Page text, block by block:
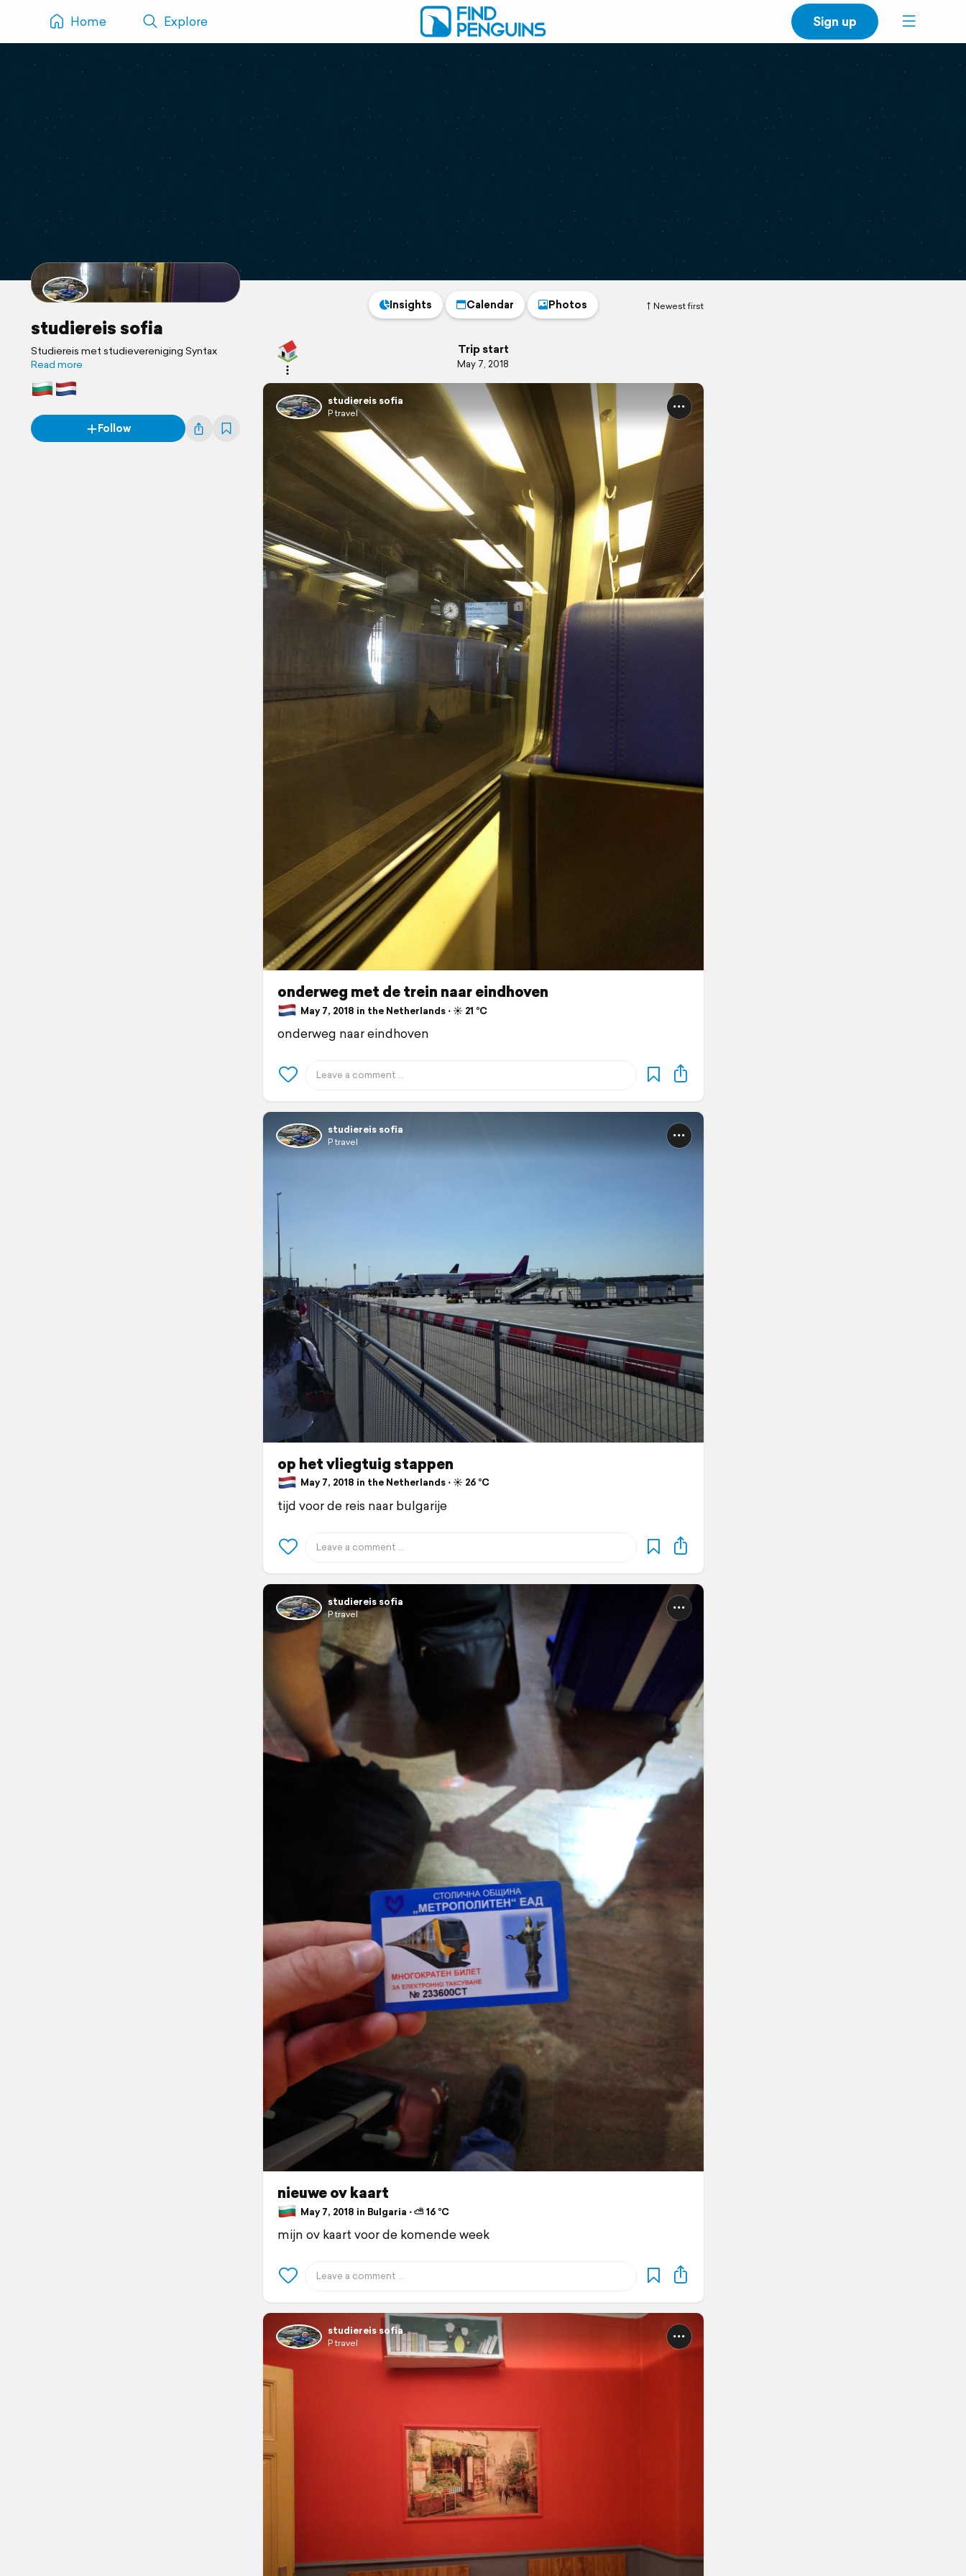
Home Explore Sign up
studiereis sofia
Studiereis met studievereniging Syntax
Read more
Follow
Newest first
Insights Calendar Photos
Trip start
May 7, 2018
studiereis sofia
P travel
onderweg met de trein naar eindhoven
May 7, 2018 in the Netherlands ⋅ ☀️ 21 °C
onderweg naar eindhoven
studiereis sofia
P travel
op het vliegtuig stappen
May 7, 2018 in the Netherlands ⋅ ☀️ 26 °C
tijd voor de reis naar bulgarije
studiereis sofia
P travel
nieuwe ov kaart
May 7, 2018 in Bulgaria ⋅ ⛅ 16 °C
mijn ov kaart voor de komende week
studiereis sofia
P travel